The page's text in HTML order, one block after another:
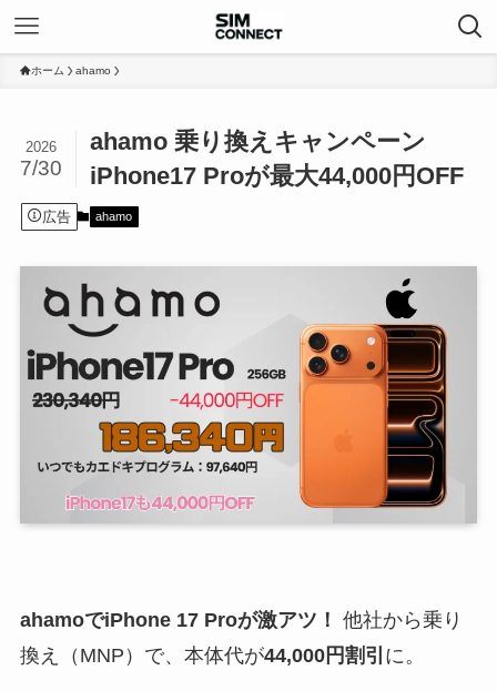
ホーム ahamo
ahamo 乗り換えキャンペーン
iPhone17 Proが最大44,000円OFF
2026
7/30
広告 ahamo
ahamoでiPhone 17 Proが激アツ！ 他社から乗り
換え（MNP）で、本体代が44,000円割引 に。